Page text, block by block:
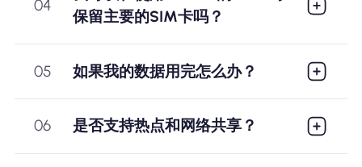
04
保留主要的SIM卡吗？
05 如果我的数据用完怎么办？
06 是否支持热点和网络共享？